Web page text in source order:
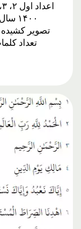
تعداد